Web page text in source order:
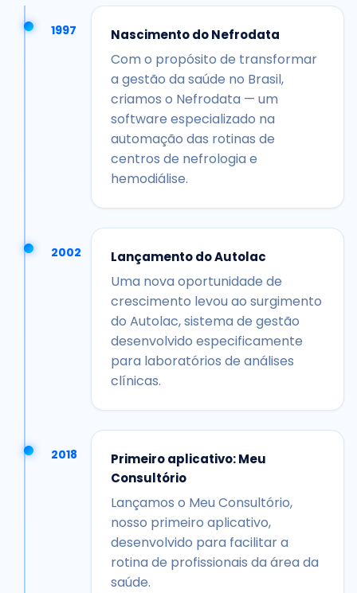
1997 Nascimento do Nefrodata
Com o propósito de transformar
a gestão da saúde no Brasil,
criamos o Nefrodata — um
software especializado na
automação das rotinas de
centros de nefrologia e
hemodiálise.
2002 Lançamento do Autolac
Uma nova oportunidade de
crescimento levou ao surgimento
do Autolac, sistema de gestão
desenvolvido especificamente
para laboratórios de análises
clínicas.
2018
Primeiro aplicativo: Meu
Consultório
Lançamos o Meu Consultório,
nosso primeiro aplicativo,
desenvolvido para facilitar a
rotina de profissionais da área da
saúde.